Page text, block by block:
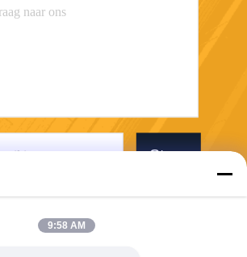
Stuur
9:58 AM